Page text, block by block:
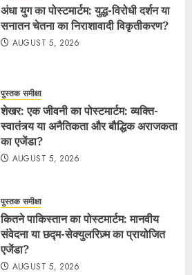
अंधा युग का पोस्टमार्टम: युद्ध-विरोधी दर्शन या
सनातन चेतना का निराशावादी विकृतीकरण?
AUGUST 5, 2026
पुस्तक समीक्षा
शेखर: एक जीवनी का पोस्टमार्टम: व्यक्ति-
स्वातंत्र्य या अनैतिकता और बौद्धिक अराजकता
का एजेंडा?
AUGUST 5, 2026
पुस्तक समीक्षा
कितने पाकिस्तान का पोस्टमार्टम: मानवीय
संवेदना या छद्म-सेक्युलरिज़्म का प्रायोजित
एजेंडा?
AUGUST 5, 2026